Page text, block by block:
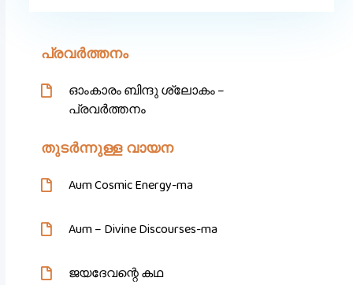
പ്രവർത്തനം
ഓംകാരം ബിന്ദു ശ്ലോകം –
പ്രവർത്തനം
തുടർന്നുള്ള വായന
Aum Cosmic Energy-ma
Aum – Divine Discourses-ma
ജയദേവന്റെ കഥ